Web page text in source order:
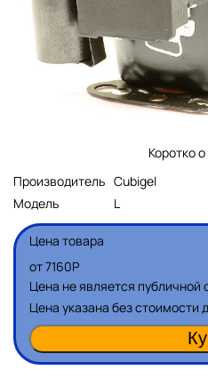
Коротко
Производитель Cubigel
Модель
L
Цена товара
от7160Р
Цена не является публичной
Цена указана без стоимости